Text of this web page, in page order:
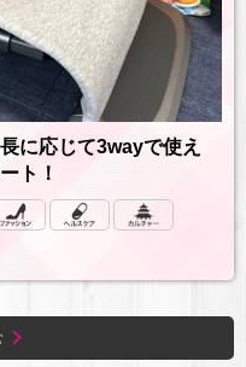
に応じて3wayで使え
ト！